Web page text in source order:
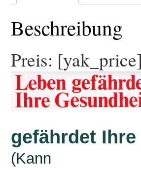
Beschreibung
Preis:
gefährdet
(Kann